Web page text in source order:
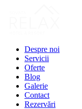
Despre noi
Servicii
Oferte
Blog
Galerie
Contact
Rezervări